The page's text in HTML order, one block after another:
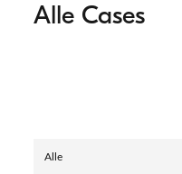
Alle Cases